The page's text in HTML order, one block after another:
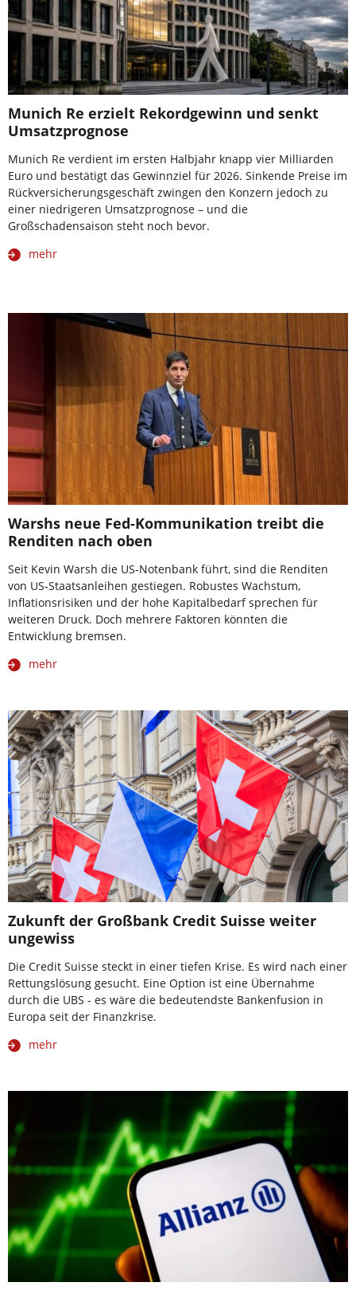
Munich Re erzielt Rekordgewinn und senkt
Umsatzprognose
Munich Re verdient im ersten Halbjahr knapp vier Milliarden
Euro und bestätigt das Gewinnziel für 2026. Sinkende Preise im
Rückversicherungsgeschäft zwingen den Konzern jedoch zu
einer niedrigeren Umsatzprognose – und die
Großschadensaison steht noch bevor.
mehr
Warshs neue Fed-Kommunikation treibt die
Renditen nach oben
Seit Kevin Warsh die US-Notenbank führt, sind die Renditen
von US-Staatsanleihen gestiegen. Robustes Wachstum,
Inflationsrisiken und der hohe Kapitalbedarf sprechen für
weiteren Druck. Doch mehrere Faktoren könnten die
Entwicklung bremsen.
mehr
Zukunft der Großbank Credit Suisse weiter
ungewiss
Die Credit Suisse steckt in einer tiefen Krise. Es wird nach einer
Rettungslösung gesucht. Eine Option ist eine Übernahme
durch die UBS - es wäre die bedeutendste Bankenfusion in
Europa seit der Finanzkrise.
mehr